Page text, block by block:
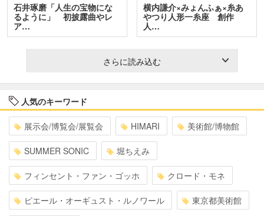
石井琢磨「人生の宝物にな
るように」 初披露曲やレ
ア…
横内謙介×みょんふぁ×糸あ
やつり人形一糸座 創作
人…
さらに読み込む
人気のキーワード
展示会/博覧会/展覧会 HIMARI 美術館/博物館
SUMMER SONIC 堀ちえみ
フィンセント・ファン・ゴッホ クロード・モネ
ピエール・オーギュスト・ルノワール 東京都美術館